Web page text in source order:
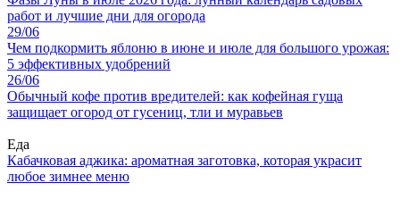
работ и лучшие дни для огорода
29/06
Чем подкормить яблоню в июне и июле для большого урожая:
5 эффективных удобрений
26/06
Обычный кофе против вредителей: как кофейная гуща
защищает огород от гусениц, тли и муравьев
Еда
Кабачковая аджика: ароматная заготовка, которая украсит
любое зимнее меню